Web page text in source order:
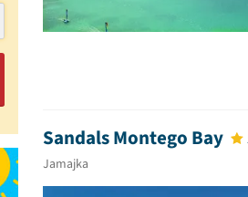
Sandals Montego Bay
Jamajka